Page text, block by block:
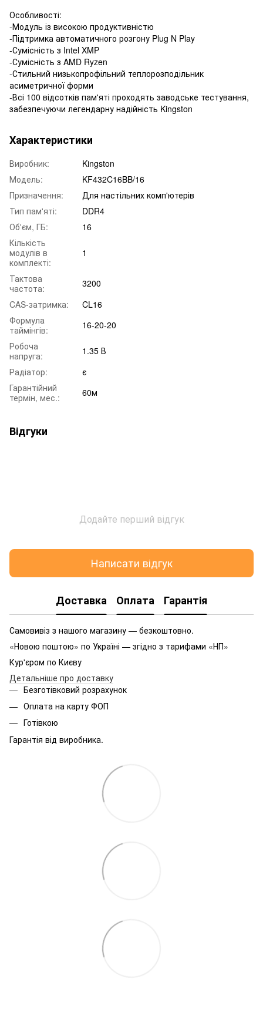
Особливості:
-Модуль із високою продуктивністю
-Підтримка автоматичного розгону Plug N Play
-Сумісність з Intel XMP
-Сумісність з AMD Ryzen
-Стильний низькопрофільний теплорозподільник
асиметричної форми
-Всі 100 відсотків пам'яті проходять заводське тестування,
забезпечуючи легендарну надійність Kingston
Характеристики
Виробник:
Kingston
Модель:
KF432C16BB/16
Призначення:
Для настільних комп'ютерів
Тип пам'яті:
DDR4
Об'єм, ГБ:
16
Кількість
модулів в
комплекті:
1
Тактова
частота:
3200
CAS-затримка:
CL16
Формула
таймінгів:
16-20-20
Робоча
напруга:
1.35 В
Радіатор:
є
Гарантійний
термін, мес.:
60м
Відгуки
Додайте перший відгук
Написати відгук
Доставка Оплата Гарантія
Самовивіз з нашого магазину — безкоштовно.
«Новою поштою» по Україні — згідно з тарифами «НП»
Кур'єром по Києву
Детальніше про доставку
Безготівковий розрахунок
Оплата на карту ФОП
Готівкою
Гарантія від виробника.